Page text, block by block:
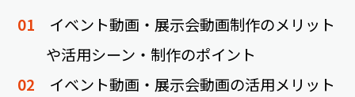
イベント動画・展示会動画制作のメリット
や活用シーン・制作のポイント
イベント動画・展示会動画の活用メリット